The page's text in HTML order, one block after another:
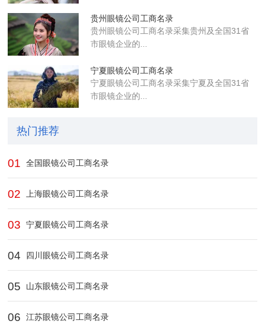
贵州眼镜公司工商名录
贵州眼镜公司工商名录采集贵州及全国31省
市眼镜企业的...
宁夏眼镜公司工商名录
宁夏眼镜公司工商名录采集宁夏及全国31省
市眼镜企业的...
热门推荐
01 全国眼镜公司工商名录
02 上海眼镜公司工商名录
03 宁夏眼镜公司工商名录
04 四川眼镜公司工商名录
05 山东眼镜公司工商名录
06 江苏眼镜公司工商名录